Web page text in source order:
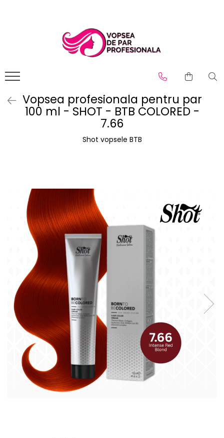
SHOT
Vopsea profesionala pentru par
100 ml - SHOT - BTB COLORED -
7.66
Shot vopsele BTB